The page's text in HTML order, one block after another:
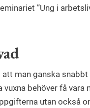
”Ung i
man ganska
behöver få vara
utan också